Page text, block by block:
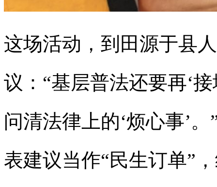
这场活动，到田源于县
议：“基层普法还要再‘
问清法律上的‘烦心事’
表建议当作“民生订单”